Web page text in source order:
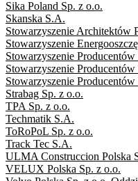
Sika Poland Sp. z o.o.
Skanska S.A.
Stowarzyszenie Architektów
Stowarzyszenie
Stowarzyszenie
Stowarzyszenie
Stowarzyszenie
Strabag Sp. z o.o.
TPA Sp. z o.o.
Techmatik S.A.
ToRoPoL Sp. z o.o.
Track Tec S.A.
ULMA Construccion Polska
VELUX Polska Sp. z o.o.